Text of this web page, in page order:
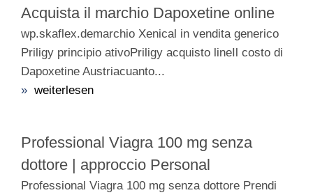
Acquista il marchio Dapoxetine online
wp.skaflex.demarchio Xenical in vendita generico
Priligy principio ativoPriligy acquisto lineIl costo di
Dapoxetine Austriacuanto...
» weiterlesen
Professional Viagra 100 mg senza
dottore | approccio Personal
Professional Viagra 100 mg senza dottore Prendi